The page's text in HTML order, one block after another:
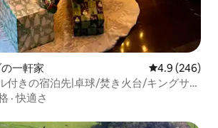
一軒家 レビュー246
4.9 (246)
付きの宿泊先|卓球/焚き火台/キングサイ
·快適さ